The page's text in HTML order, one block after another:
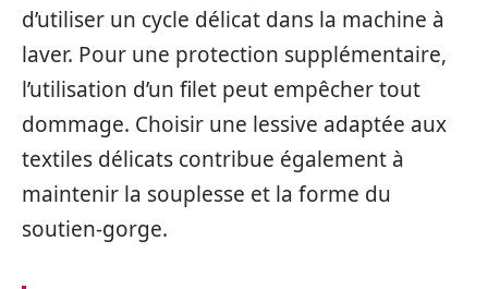
d’utiliser un cycle délicat dans la machine à
laver. Pour une protection supplémentaire,
l’utilisation d’un filet peut empêcher tout
dommage. Choisir une lessive adaptée aux
textiles délicats contribue également à
maintenir la souplesse et la forme du
soutien-gorge.